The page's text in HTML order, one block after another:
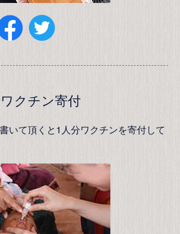
クチン寄付
いて頂くと1人分ワクチンを寄付して